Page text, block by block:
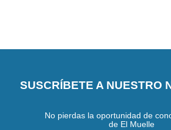
SUSCRÍBETE A NUESTRO
No pierdas la oportunidad de
de El Muelle